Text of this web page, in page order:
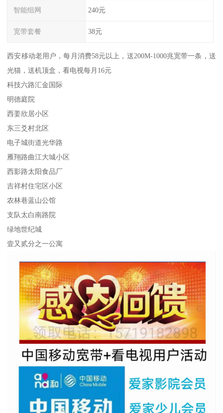
智能组网 240元
宽带套餐 38元
西安移动老用户，每月消费58元以上，送200M-1000兆宽带一条，送
光猫，送机顶盒，看电视每月16元
科技六路汇金国际
明德庭院
西姜欣居小区
东三爻村北区
电子城街道光华路
雁翔路曲江大城小区
西影路太阳食品厂
吉祥村住宅区小区
农林巷蓝山公馆
支队太白南路院
绿地世纪城
壹又贰分之一公寓